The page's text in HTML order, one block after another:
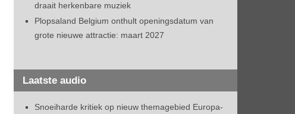
draait herkenbare muziek
Plopsaland Belgium onthult openingsdatum van
grote nieuwe attractie: maart 2027
Laatste audio
Snoeiharde kritiek op nieuw themagebied Europa-